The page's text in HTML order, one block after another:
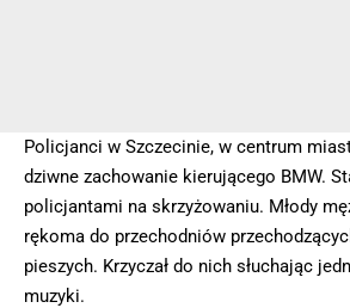
Policjanci w Szczecinie, w centrum
dziwne zachowanie kierującego BMW.
policjantami na skrzyżowaniu. Młody
rękoma do przechodniów
pieszych. Krzyczał do nich słuchając
muzyki.